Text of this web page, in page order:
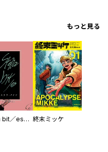
もっと見る
Stella bit／es【単話版】 終末ミッケ